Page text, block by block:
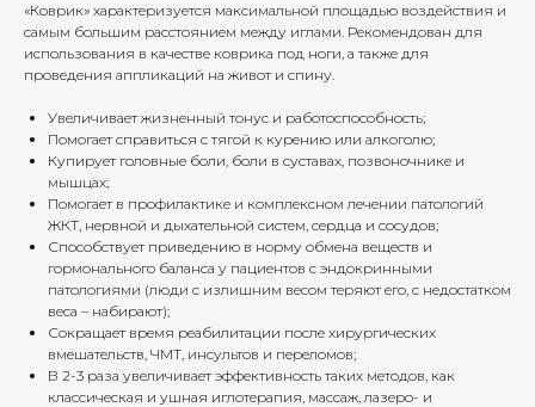
«Коврик» характеризуется максимальной площадью воздействия и
самым большим расстоянием между иглами. Рекомендован для
использования в качестве коврика под ноги, а также для
проведения аппликаций на живот и спину.
Увеличивает жизненный тонус и работоспособность;
Помогает справиться с тягой к курению или алкоголю;
Купирует головные боли, боли в суставах, позвоночнике и
мышцах;
Помогает в профилактике и комплексном лечении патологий
ЖКТ, нервной и дыхательной систем, сердца и сосудов;
Способствует приведению в норму обмена веществ и
гормонального баланса у пациентов с эндокринными
патологиями (люди с излишним весом теряют его, с недостатком
веса – набирают);
Сокращает время реабилитации после хирургических
вмешательств, ЧМТ, инсультов и переломов;
В 2-3 раза увеличивает эффективность таких методов, как
классическая и ушная иглотерапия, массаж, лазеро- и